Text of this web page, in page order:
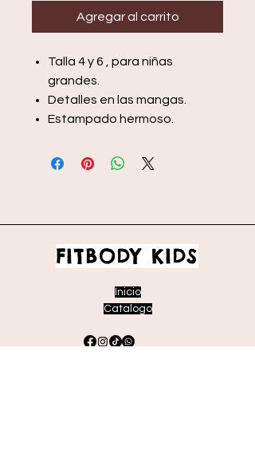
Agregar al carrito
Talla 4 y 6 , para niñas
grandes.
Detalles en las mangas.
Estampado hermoso.
FITBODY KIDS
Inicio
Catalogo